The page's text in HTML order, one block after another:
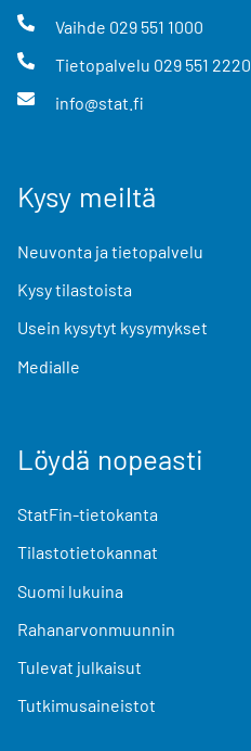
Vaihde 029 551 1000
Tietopalvelu 029 551 2220
info@stat.fi
Kysy meiltä
Neuvonta ja tietopalvelu
Kysy tilastoista
Usein kysytyt kysymykset
Medialle
Löydä nopeasti
StatFin-tietokanta
Tilastotietokannat
Suomi lukuina
Rahanarvonmuunnin
Tulevat julkaisut
Tutkimusaineistot